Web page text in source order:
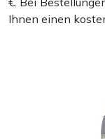
Ihnen einen